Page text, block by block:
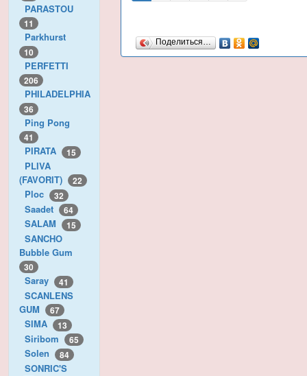
PARASTOU
11
Parkhurst
10
PERFETTI
206
PHILADELPHIA
36
Ping Pong
41
PIRATA 15
PLIVA
(FAVORIT)
22
Ploc 32
Saadet 64
SALAM 15
SANCHO
Bubble Gum
30
Saray 41
SCANLENS
GUM
67
SIMA 13
Siribom 65
Solen 84
SONRIC'S
Поделиться…